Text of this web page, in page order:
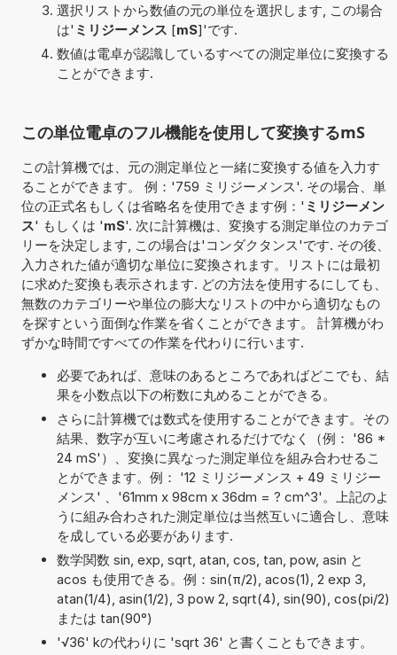
選択リストから数値の元の単位を選択します, この場合
は' ミリジーメンス [mS]'です.
数値は電卓が認識しているすべての測定単位に変換する
ことができます.
この単位電卓のフル機能を使用して変換するmS
この計算機では、元の測定単位と一緒に変換する値を入力す
ることができます。 例：'759 ミリジーメンス'. その場合、単
位の正式名もしくは省略名を使用できます例：' ミリジーメン
ス' もしくは 'mS'. 次に計算機は、変換する測定単位のカテゴ
リーを決定します, この場合は'コンダクタンス'です. その後、
入力された値が適切な単位に変換されます。リストには最初
に求めた変換も表示されます. どの方法を使用するにしても、
無数のカテゴリーや単位の膨大なリストの中から適切なもの
を探すという面倒な作業を省くことができます。 計算機がわ
ずかな時間ですべての作業を代わりに行います.
必要であれば、意味のあるところであればどこでも、結
果を小数点以下の桁数に丸めることができる。
さらに計算機では数式を使用することができます。その
結果、数字が互いに考慮されるだけでなく（例： '86 *
24 mS'）、変換に異なった測定単位を組み合わせるこ
とができます。例： '12 ミリジーメンス + 49 ミリジー
メンス' 、'61mm x 98cm x 36dm = ? cm^3'。上記のよ
うに組み合わされた測定単位は当然互いに適合し、意味
を成している必要があります.
数学関数 sin, exp, sqrt, atan, cos, tan, pow, asin と
acos も使用できる。例：sin(π/2), acos(1), 2 exp 3,
atan(1/4), asin(1/2), 3 pow 2, sqrt(4), sin(90), cos(pi/2)
または tan(90°)
'√36' kの代わりに 'sqrt 36' と書くこともできます。